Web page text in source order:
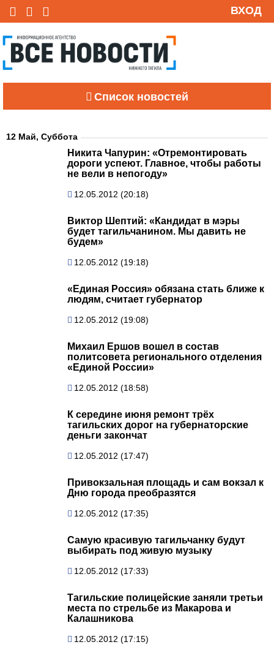
ВХОД
Список новостей
12 Май, Суббота
Никита Чапурин: «Отремонтировать
дороги успеют. Главное, чтобы работы
не вели в непогоду»
12.05.2012 (20:18)
Виктор Шептий: «Кандидат в мэры
будет тагильчанином. Мы давить не
будем»
12.05.2012 (19:18)
«Единая Россия» обязана стать ближе к
людям, считает губернатор
12.05.2012 (19:08)
Михаил Ершов вошел в состав
политсовета регионального отделения
«Единой России»
12.05.2012 (18:58)
К середине июня ремонт трёх
тагильских дорог на губернаторские
деньги закончат
12.05.2012 (17:47)
Привокзальная площадь и сам вокзал к
Дню города преобразятся
12.05.2012 (17:35)
Самую красивую тагильчанку будут
выбирать под живую музыку
12.05.2012 (17:33)
Тагильские полицейские заняли третьи
места по стрельбе из Макарова и
Калашникова
12.05.2012 (17:15)